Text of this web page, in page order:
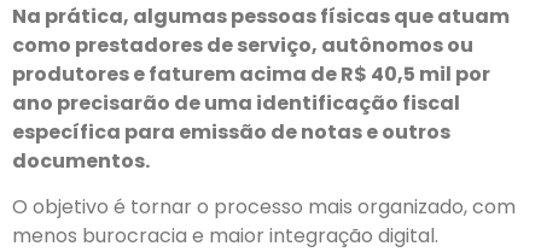
Na prática, algumas pessoas físicas que atuam
como prestadores de serviço, autônomos ou
produtores e faturem acima de R$ 40,5 mil por
ano precisarão de uma identificação fiscal
específica para emissão de notas e outros
documentos.
O objetivo é tornar o processo mais organizado, com
menos burocracia e maior integração digital.